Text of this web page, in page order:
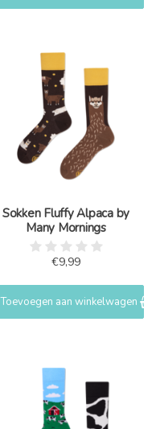
Sokken Fluffy Alpaca by
Many Mornings
€9,99
Toevoegen aan winkelwagen